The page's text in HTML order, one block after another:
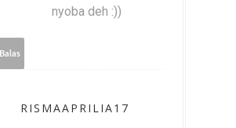
nyoba deh :))
Balas
RISMAAPRILIA17